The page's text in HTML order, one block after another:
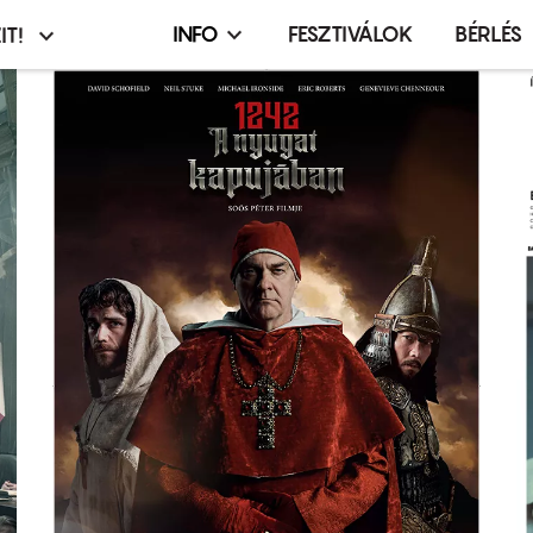
Infó,
esemény,
terembérlés
menü
INFO FESZTIVÁLOK BÉRLÉS